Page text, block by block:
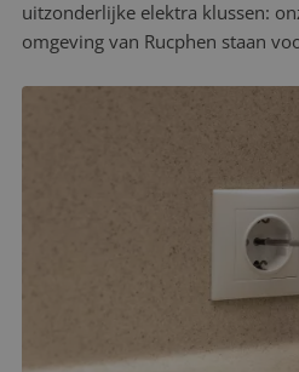
uitzonderlijke elektra klussen:
omgeving van Rucphen staan